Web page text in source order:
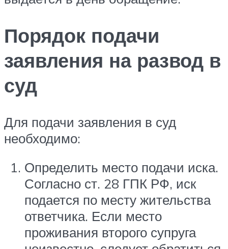
Порядок подачи
заявления на развод в
суд
Для подачи заявления в суд
необходимо:
Определить место подачи иска.
Согласно ст. 28 ГПК РФ, иск
подается по месту жительства
ответчика. Если место
проживания второго супруга